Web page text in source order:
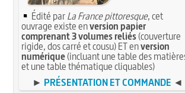
Édité parLa France pittoresque, cet
ouvrage existe enversion papier
comprenant 3 volumes reliés(couverture
rigide, dos carré et cousu) ET enversion
numérique(incluant une table des
et une table thématique cliquables)
► PRÉSENTATION ET COMMANDE ◄